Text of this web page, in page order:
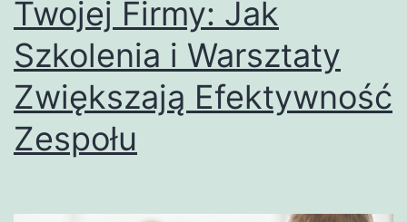
Twojej Firmy: Jak
Szkolenia i Warsztaty
Zwiększają Efektywność
Zespołu